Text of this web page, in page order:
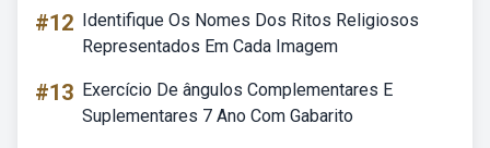
#12 Identifique Os Nomes Dos Ritos Religiosos
Representados Em Cada Imagem
#13 Exercício De ângulos Complementares E
Suplementares 7 Ano Com Gabarito